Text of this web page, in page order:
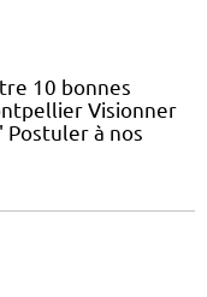
10 bonnes
Visionner
Postuler à nos